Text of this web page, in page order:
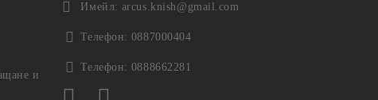
и
Имейл: arcus.knish@gmail.com
Телефон: 0887000404
Телефон: 0888662281